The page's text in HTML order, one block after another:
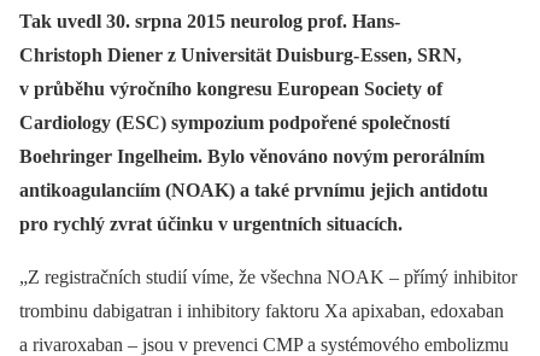
Tak uvedl 30. srpna 2015 neurolog prof. Hans‑
Christoph Diener z Universität Duisburg‑Essen, SRN,
v průběhu výročního kongresu European Society of
Cardiology (ESC) sympozium podpořené společností
Boehringer Ingelheim. Bylo věnováno novým perorálním
antikoagulanciím (NOAK) a také prvnímu jejich antidotu
pro rychlý zvrat účinku v urgentních situacích.
„Z registračních studií víme, že všechna NOAK –⁠ přímý inhibitor
trombinu dabigatran i inhibitory faktoru Xa apixaban, edoxaban
a rivaroxaban –⁠ jsou v prevenci CMP a systémového embolizmu